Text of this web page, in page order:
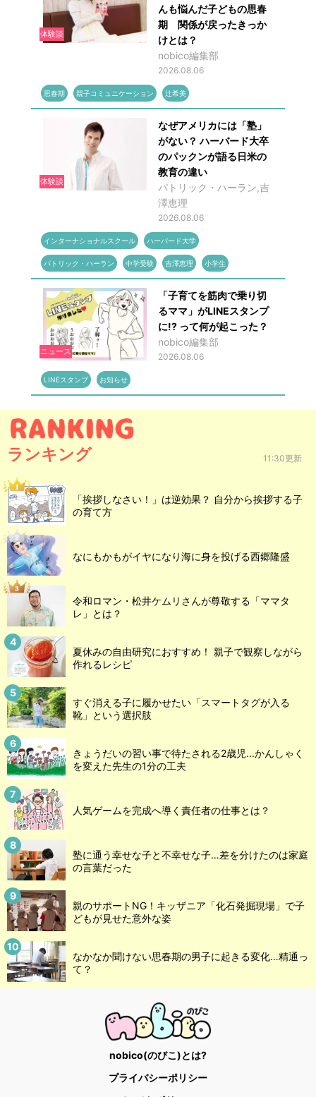
体験談
んも悩んだ子どもの思春
期 関係が戻ったきっか
けとは？
nobico編集部
2026.08.06
思春期 親子コミュニケーション 辻希美
体験談
なぜアメリカには「塾」
がない？ ハーバード大卒
のパックンが語る日米の
教育の違い
パトリック・ハーラン,吉
澤恵理
2026.08.06
インターナショナルスクール ハーバード大学
パトリック・ハーラン 中学受験 吉澤恵理 小学生
ニュース
「子育てを筋肉で乗り切
るママ」がLINEスタンプ
に!? って何が起こった？
nobico編集部
2026.08.06
LINEスタンプ お知らせ
ランキング 11:30更新
「挨拶しなさい！」は逆効果？ 自分から挨拶する子
の育て方
なにもかもがイヤになり海に身を投げる西郷隆盛
令和ロマン・松井ケムリさんが尊敬する「ママタ
レ」とは？
夏休みの自由研究におすすめ！ 親子で観察しながら
作れるレシピ
すぐ消える子に履かせたい「スマートタグが入る
靴」という選択肢
きょうだいの習い事で待たされる2歳児...かんしゃく
を変えた先生の1分の工夫
人気ゲームを完成へ導く責任者の仕事とは？
塾に通う幸せな子と不幸せな子…差を分けたのは家庭
の言葉だった
親のサポートNG！キッザニア「化石発掘現場」で子
どもが見せた意外な姿
なかなか聞けない思春期の男子に起きる変化…精通っ
て？
nobico(のびこ)とは?
プライバシーポリシー